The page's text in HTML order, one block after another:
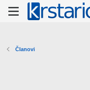
Članovi